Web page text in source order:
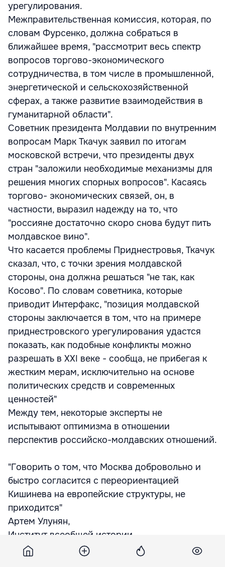
урегулирования.
Межправительственная комиссия, которая, по
словам Фурсенко, должна собраться в
ближайшее время, "рассмотрит весь спектр
вопросов торгово-экономического
сотрудничества, в том числе в промышленной,
энергетической и сельскохозяйственной
сферах, а также развитие взаимодействия в
гуманитарной области".
Советник президента Молдавии по внутренним
вопросам Марк Ткачук заявил по итогам
московской встречи, что президенты двух
стран "заложили необходимые механизмы для
решения многих спорных вопросов". Касаясь
торгово- экономических связей, он, в
частности, выразил надежду на то, что
"россияне достаточно скоро снова будут пить
молдавское вино".
Что касается проблемы Приднестровья, Ткачук
сказал, что, с точки зрения молдавской
стороны, она должна решаться "не так, как
Косово". По словам советника, которые
приводит Интерфакс, "позиция молдавской
стороны заключается в том, что на примере
приднестровского урегулирования удастся
показать, как подобные конфликты можно
разрешать в XXI веке - сообща, не прибегая к
жестким мерам, исключительно на основе
политических средств и современных
ценностей"
Между тем, некоторые эксперты не
испытывают оптимизма в отношении
перспектив российско-молдавских отношений.
"Говорить о том, что Москва добровольно и
быстро согласится с переориентацией
Кишинева на европейские структуры, не
приходится"
Артем Улунян,
Институт всеобщей истории